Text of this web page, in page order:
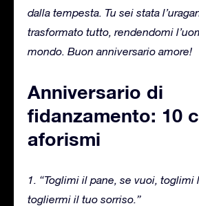
dalla tempesta. Tu sei stata
trasformato tutto, rendendomi
mondo. Buon anniversario amore!
Anniversario di
fidanzamento: 10
aforismi
1. “Toglimi il pane, se vuoi, toglimi
togliermi il tuo sorriso.”